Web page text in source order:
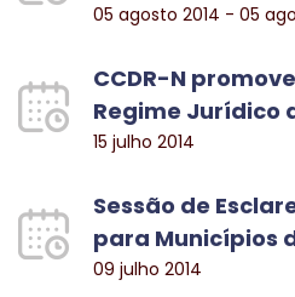
05 agosto 2014 - 05
CCDR-N
Regime Jurídico
15 julho 2014
Sessão de
para Municípios
09 julho 2014